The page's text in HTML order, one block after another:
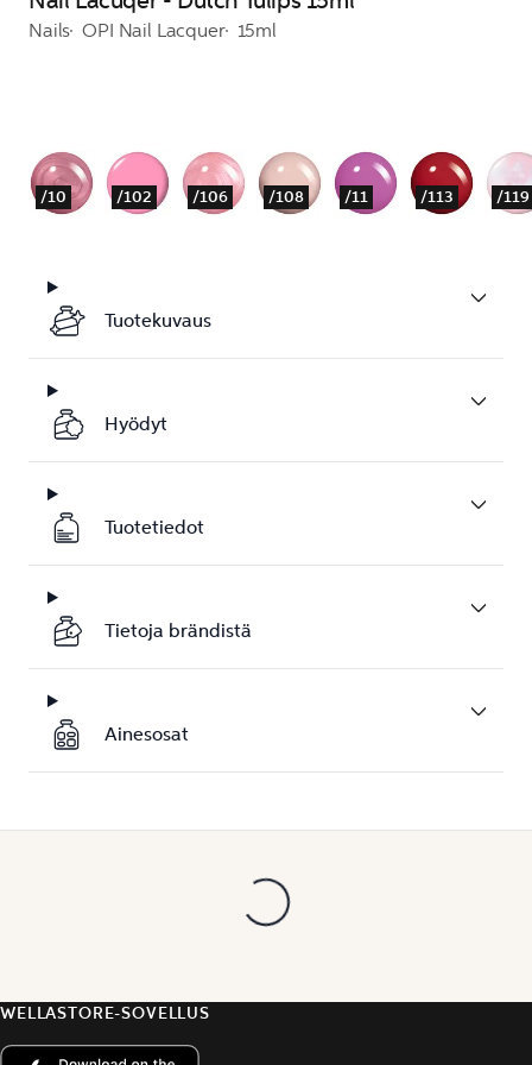
Nails OPI Nail Lacquer 15ml
/10 /102 /106 /108 /11 /113 /119
Tuotekuvaus
Hyödyt
Tuotetiedot
Tietoja brändistä
Ainesosat
WELLASTORE-SOVELLUS